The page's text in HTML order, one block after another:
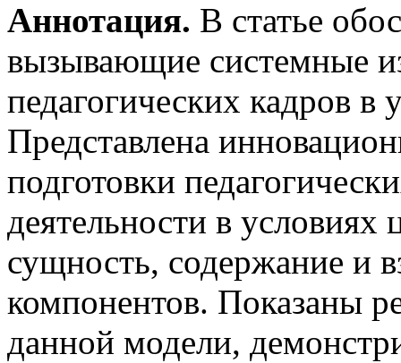
Аннотация. В статье
вызывающие системные
педагогических кадров
Представлена
подготовки
деятельности в
сущность, содержание и
компонентов. Показаны
данной модели,